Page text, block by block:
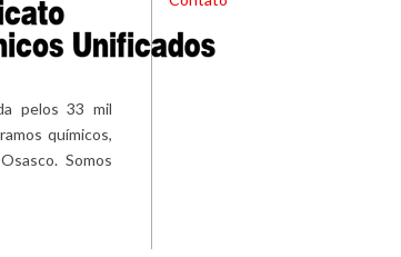
pelos 33 mil
químicos,
Somos